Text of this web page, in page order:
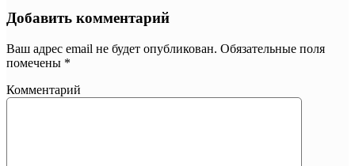
Добавить комментарий
Ваш адрес email не будет опубликован. Обязательные поля
помечены *
Комментарий